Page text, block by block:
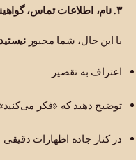
۳. نام، اطلاعات تماس، گواهینامه و بیمه خود را ارائه دهید
با این حال، شما مجبورنیستید
اعتراف به تقصیر
توضیح دهید که «فکر
در کنار جاده اظهارات دقیقی